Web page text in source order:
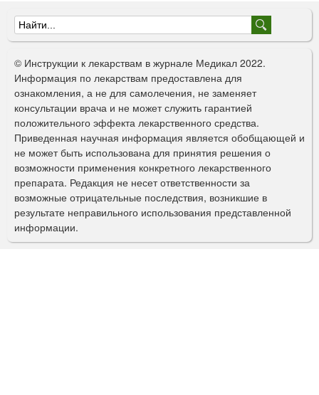
Ф
о
р
м
а
п
о
и
с
к
© Инструкции к лекарствам в журнале Медикал 2022.
Информация по лекарствам предоставлена для
ознакомления, а не для самолечения, не заменяет
консультации врача и не может служить гарантией
положительного эффекта лекарственного средства.
Приведенная научная информация является обобщающей и
не может быть использована для принятия решения о
возможности применения конкретного лекарственного
препарата. Редакция не несет ответственности за
возможные отрицательные последствия, возникшие в
результате неправильного использования представленной
информации.